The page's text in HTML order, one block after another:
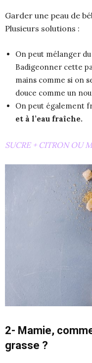
Garder une peau de
Plusieurs solutions :
On peut mélanger du
Badigeonner cette
mains comme si on
douce comme un
On peut également
et à l’eau fraîche.
SUCRE + CITRON OU
2- Mamie,
grasse ?